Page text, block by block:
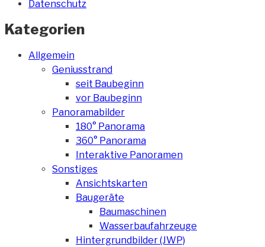
Datenschutz
Kategorien
Allgemein
Geniusstrand
seit Baubeginn
vor Baubeginn
Panoramabilder
180° Panorama
360° Panorama
Interaktive Panoramen
Sonstiges
Ansichtskarten
Baugeräte
Baumaschinen
Wasserbaufahrzeuge
Hintergrundbilder (JWP)